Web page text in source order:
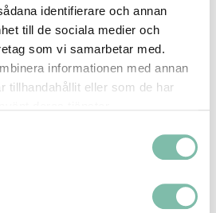
identifierare och annan
till de sociala medier och
som vi samarbetar med.
informationen med annan
tillhandahållit eller som de har
15-20
(kg)
15-20
5060286080047